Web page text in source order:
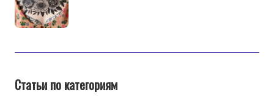
Статьи по категориям